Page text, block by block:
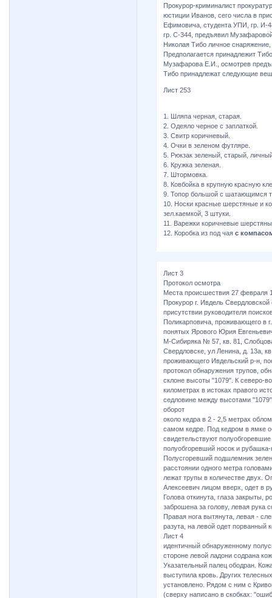
Прокурор-криминалист
юстиции Иванов, сего числа в
Ефимовича, студента УПИ, гр. И-
гр. С-344, предъявил
Николая Тибо личное снаряжение,
Предполагается принадлежит
Музафарова Е.И., осмотрев
Тибо принадлежат следующие
Лист 253
1. Шляпа черная, старая.
2. Одеяло черное с заплаткой.
3. Свитр коричневый.
4. Очки в зеленом футляре.
5. Рюкзак зеленый, старый,
6. Кружка зеленая.
7. Штормовка.
8. Ковбойка в крупную красную
9. Топор большой с шатающимся
10. Носки красные шерстяные и
зел.каемкой, 3 штуки.
11. Варежки коричневые
12. Коробка из под чая с
Лист 3
Протокол осмотра
Места происшествия 27 февраля
Прокурор г. Ивдель
присутствии руководителя
Поликарповича, проживающего в
понятых Ярового Юрия
М-Сибиряка № 57, кв. 81,
Свердловске, ул Ленина, д. 13а,
проживающего Ивдельский р-н,
протокол обнаружения трупов,
склоне высоты "1079". К северо-
километрах в истоках правого
седловине между высотами
оборот
около кедра в 2 - 2,5 метрах
самом кедре. Под кедром в ямке
свидетельствуют
полуобгоревший носок и
Полусгоревший подшлемник
расстоянии одного метра
лежат трупы в количестве двух.
Алексеевич лицом вверх, одет в
Голова откинута, глаза закрыты,
заброшена за голову, левая рука
Правая нога вытянута, левая -
разута, на левой одет порванный
Лист 4
идентичный обнаруженному
стороне левой ладони содрана
Указательный палец ободран.
выступила кровь. Других
установлено. Рядом с ним с
(сверху написано в скобках: